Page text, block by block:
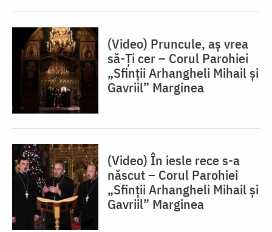
(Video) Pruncule, aș vrea
să-Ți cer – Corul Parohiei
„Sfinții Arhangheli Mihail și
Gavriil” Marginea
(Video) În iesle rece s-a
născut – Corul Parohiei
„Sfinții Arhangheli Mihail și
Gavriil” Marginea